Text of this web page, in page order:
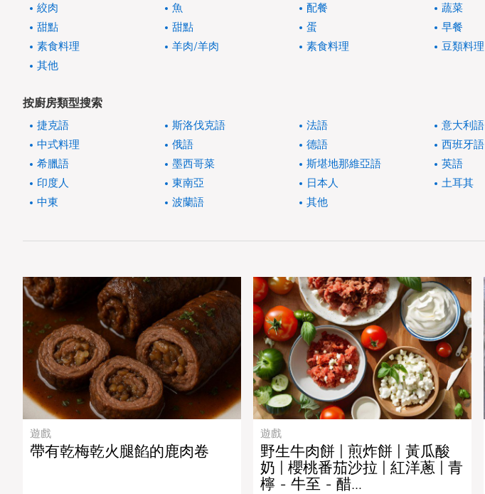
絞肉
魚 配餐
蔬菜
甜點
甜點 蛋
早餐
素食料理
羊肉/羊肉 素食料理
豆類料理
其他
按廚房類型搜索
捷克語 斯洛伐克語 法語
意大利語
中式料理
俄語 德語
西班牙語
希臘語
墨西哥菜 斯堪地那維亞語
英語
印度人
東南亞 日本人
土耳其
中東
波蘭語 其他
遊戲
帶有乾梅乾火腿餡的鹿肉卷
遊戲
野生牛肉餅 | 煎炸餅 | 黃瓜酸
奶 | 櫻桃番茄沙拉 | 紅洋蔥 | 青
檸 - 牛至 - 醋…